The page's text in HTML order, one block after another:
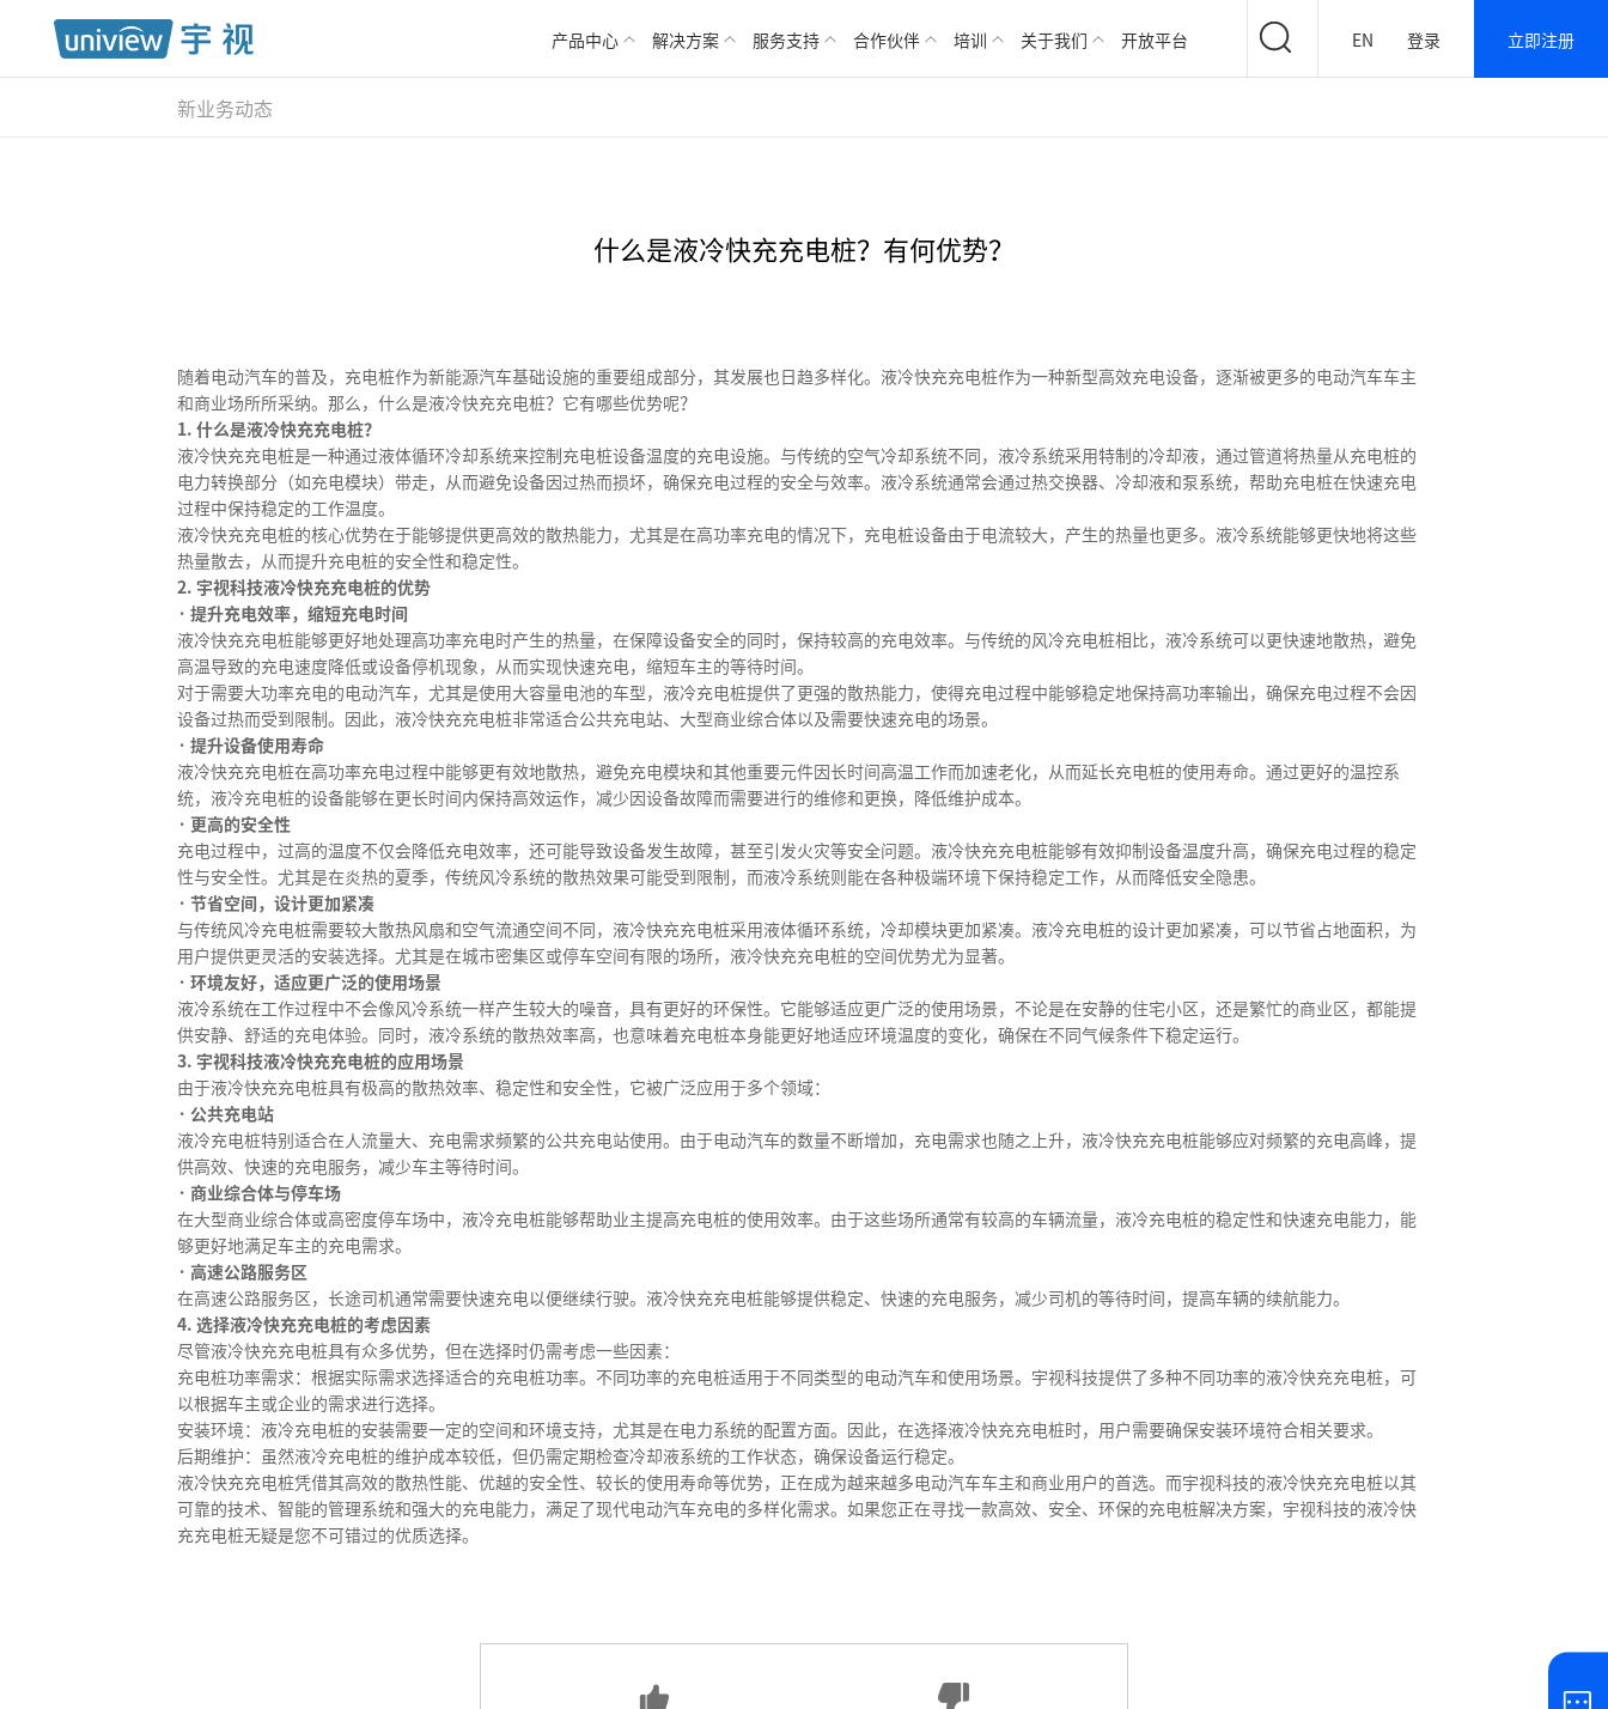
产品中心 解决方案 服务支持 合作伙伴 培训 关于我们 开放平台 EN 登录 立即注册
新业务动态
什么是液冷快充充电桩？有何优势？
随着电动汽车的普及，充电桩作为新能源汽车基础设施的重要组成部分，其发展也日趋多样化。液冷快充充电桩作为一种新型高效充电设备，逐渐被更多的电动汽车车主
和商业场所所采纳。那么，什么是液冷快充充电桩？它有哪些优势呢？
1. 什么是液冷快充充电桩？
液冷快充充电桩是一种通过液体循环冷却系统来控制充电桩设备温度的充电设施。与传统的空气冷却系统不同，液冷系统采用特制的冷却液，通过管道将热量从充电桩的
电力转换部分（如充电模块）带走，从而避免设备因过热而损坏，确保充电过程的安全与效率。液冷系统通常会通过热交换器、冷却液和泵系统，帮助充电桩在快速充电
过程中保持稳定的工作温度。
液冷快充充电桩的核心优势在于能够提供更高效的散热能力，尤其是在高功率充电的情况下，充电桩设备由于电流较大，产生的热量也更多。液冷系统能够更快地将这些
热量散去，从而提升充电桩的安全性和稳定性。
2. 宇视科技液冷快充充电桩的优势
· 提升充电效率，缩短充电时间
液冷快充充电桩能够更好地处理高功率充电时产生的热量，在保障设备安全的同时，保持较高的充电效率。与传统的风冷充电桩相比，液冷系统可以更快速地散热，避免
高温导致的充电速度降低或设备停机现象，从而实现快速充电，缩短车主的等待时间。
对于需要大功率充电的电动汽车，尤其是使用大容量电池的车型，液冷充电桩提供了更强的散热能力，使得充电过程中能够稳定地保持高功率输出，确保充电过程不会因
设备过热而受到限制。因此，液冷快充充电桩非常适合公共充电站、大型商业综合体以及需要快速充电的场景。
· 提升设备使用寿命
液冷快充充电桩在高功率充电过程中能够更有效地散热，避免充电模块和其他重要元件因长时间高温工作而加速老化，从而延长充电桩的使用寿命。通过更好的温控系
统，液冷充电桩的设备能够在更长时间内保持高效运作，减少因设备故障而需要进行的维修和更换，降低维护成本。
· 更高的安全性
充电过程中，过高的温度不仅会降低充电效率，还可能导致设备发生故障，甚至引发火灾等安全问题。液冷快充充电桩能够有效抑制设备温度升高，确保充电过程的稳定
性与安全性。尤其是在炎热的夏季，传统风冷系统的散热效果可能受到限制，而液冷系统则能在各种极端环境下保持稳定工作，从而降低安全隐患。
· 节省空间，设计更加紧凑
与传统风冷充电桩需要较大散热风扇和空气流通空间不同，液冷快充充电桩采用液体循环系统，冷却模块更加紧凑。液冷充电桩的设计更加紧凑，可以节省占地面积，为
用户提供更灵活的安装选择。尤其是在城市密集区或停车空间有限的场所，液冷快充充电桩的空间优势尤为显著。
· 环境友好，适应更广泛的使用场景
液冷系统在工作过程中不会像风冷系统一样产生较大的噪音，具有更好的环保性。它能够适应更广泛的使用场景，不论是在安静的住宅小区，还是繁忙的商业区，都能提
供安静、舒适的充电体验。同时，液冷系统的散热效率高，也意味着充电桩本身能更好地适应环境温度的变化，确保在不同气候条件下稳定运行。
3. 宇视科技液冷快充充电桩的应用场景
由于液冷快充充电桩具有极高的散热效率、稳定性和安全性，它被广泛应用于多个领域：
· 公共充电站
液冷充电桩特别适合在人流量大、充电需求频繁的公共充电站使用。由于电动汽车的数量不断增加，充电需求也随之上升，液冷快充充电桩能够应对频繁的充电高峰，提
供高效、快速的充电服务，减少车主等待时间。
· 商业综合体与停车场
在大型商业综合体或高密度停车场中，液冷充电桩能够帮助业主提高充电桩的使用效率。由于这些场所通常有较高的车辆流量，液冷充电桩的稳定性和快速充电能力，能
够更好地满足车主的充电需求。
· 高速公路服务区
在高速公路服务区，长途司机通常需要快速充电以便继续行驶。液冷快充充电桩能够提供稳定、快速的充电服务，减少司机的等待时间，提高车辆的续航能力。
4. 选择液冷快充充电桩的考虑因素
尽管液冷快充充电桩具有众多优势，但在选择时仍需考虑一些因素：
充电桩功率需求：根据实际需求选择适合的充电桩功率。不同功率的充电桩适用于不同类型的电动汽车和使用场景。宇视科技提供了多种不同功率的液冷快充充电桩，可
以根据车主或企业的需求进行选择。
安装环境：液冷充电桩的安装需要一定的空间和环境支持，尤其是在电力系统的配置方面。因此，在选择液冷快充充电桩时，用户需要确保安装环境符合相关要求。
后期维护：虽然液冷充电桩的维护成本较低，但仍需定期检查冷却液系统的工作状态，确保设备运行稳定。
液冷快充充电桩凭借其高效的散热性能、优越的安全性、较长的使用寿命等优势，正在成为越来越多电动汽车车主和商业用户的首选。而宇视科技的液冷快充充电桩以其
可靠的技术、智能的管理系统和强大的充电能力，满足了现代电动汽车充电的多样化需求。如果您正在寻找一款高效、安全、环保的充电桩解决方案，宇视科技的液冷快
充充电桩无疑是您不可错过的优质选择。